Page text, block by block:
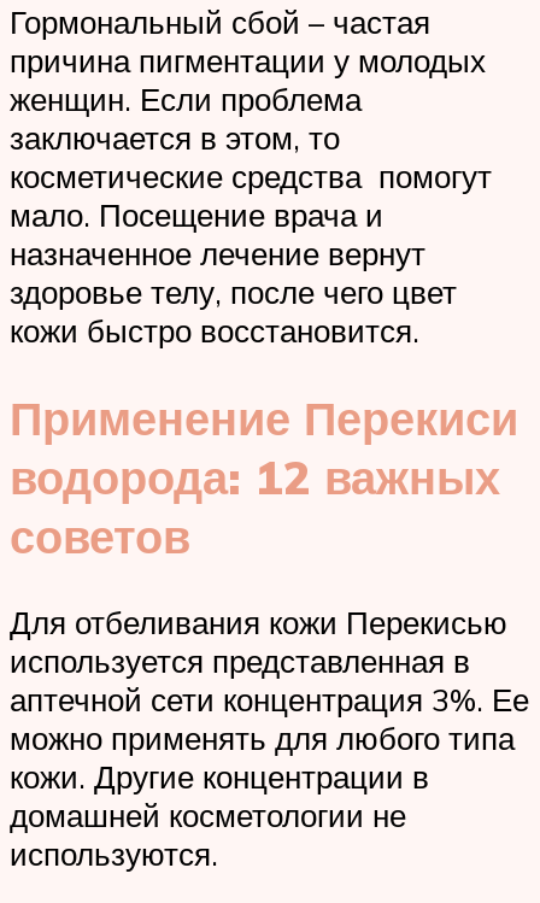
Гормональный сбой – частая
причина пигментации у молодых
женщин. Если проблема
заключается в этом, то
косметические средства помогут
мало. Посещение врача и
назначенное лечение вернут
здоровье телу, после чего цвет
кожи быстро восстановится.
Применение Перекиси
водорода: 12 важных
советов
Для отбеливания кожи Перекисью
используется представленная в
аптечной сети концентрация 3%. Ее
можно применять для любого типа
кожи. Другие концентрации в
домашней косметологии не
используются.